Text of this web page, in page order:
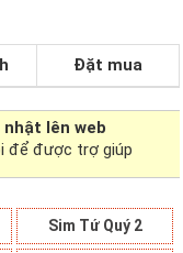
Đặt mua
lên web
để được trợ giúp
Sim Tứ Quý 2